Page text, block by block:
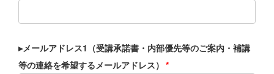
▸メールアドレス1（受講承諾書・内部優先等のご案内・補講
等の連絡を希望するメールアドレス） *